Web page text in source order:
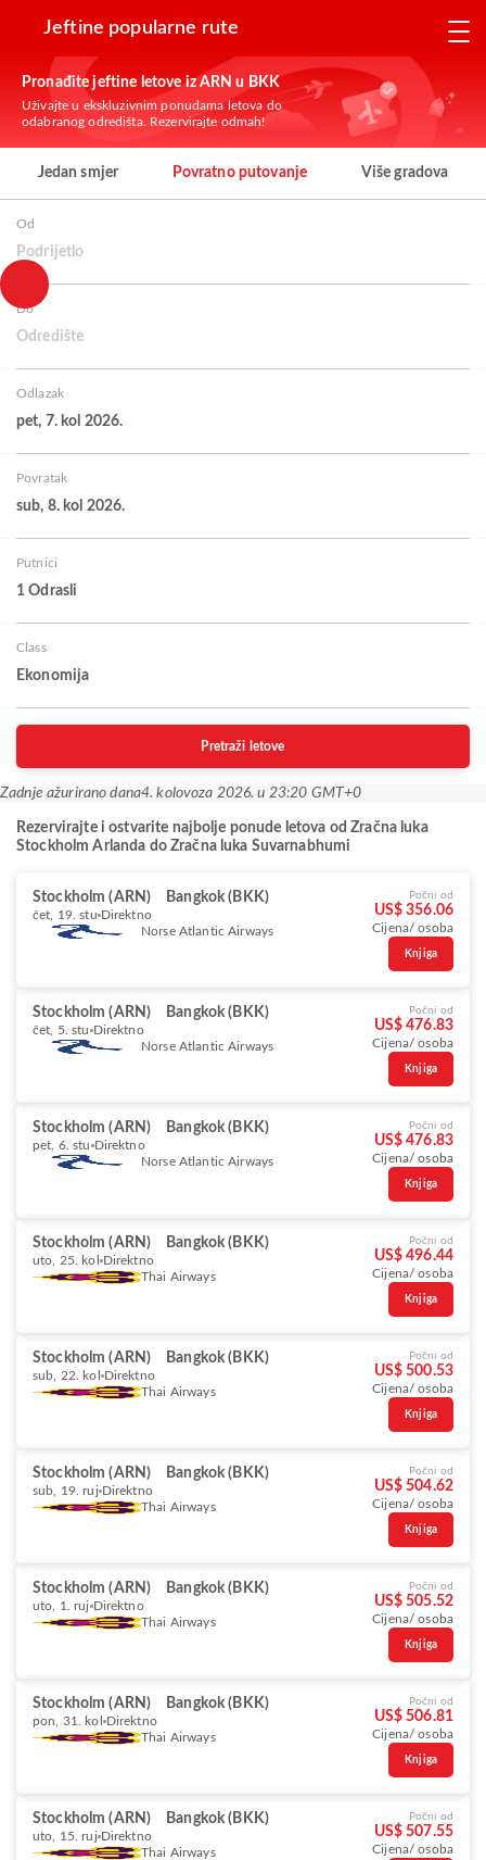
Jeftine popularne rute
Pronađite jeftine letove iz ARN u BKK
Uživajte u ekskluzivnim ponudama letova do
odabranog odredišta. Rezervirajte odmah!
Jedan smjer Povratno putovanje Više gradova
Od
Podrijetlo
Do
Odredište
Odlazak
pet, 7. kol 2026.
Povratak
sub, 8. kol 2026.
Putnici
1 Odrasli
Class
Ekonomija
Pretraži letove
Zadnje ažurirano dana4. kolovoza 2026. u 23:20 GMT+0
Rezervirajte i ostvarite najbolje ponude letova od Zračna luka
Stockholm Arlanda do Zračna luka Suvarnabhumi
Stockholm (ARN) Bangkok (BKK)
čet, 19. stu Direktno
Norse Atlantic Airways
Počni od
US$ 356.06
Cijena/ osoba
Knjiga
Stockholm (ARN) Bangkok (BKK)
čet, 5. stu Direktno
Norse Atlantic Airways
Počni od
US$ 476.83
Cijena/ osoba
Knjiga
Stockholm (ARN) Bangkok (BKK)
pet, 6. stu Direktno
Norse Atlantic Airways
Počni od
US$ 476.83
Cijena/ osoba
Knjiga
Stockholm (ARN) Bangkok (BKK)
uto, 25. kol Direktno
Thai Airways
Počni od
US$ 496.44
Cijena/ osoba
Knjiga
Stockholm (ARN) Bangkok (BKK)
sub, 22. kol Direktno
Thai Airways
Počni od
US$ 500.53
Cijena/ osoba
Knjiga
Stockholm (ARN) Bangkok (BKK)
sub, 19. ruj Direktno
Thai Airways
Počni od
US$ 504.62
Cijena/ osoba
Knjiga
Stockholm (ARN) Bangkok (BKK)
uto, 1. ruj Direktno
Thai Airways
Počni od
US$ 505.52
Cijena/ osoba
Knjiga
Stockholm (ARN) Bangkok (BKK)
pon, 31. kol Direktno
Thai Airways
Počni od
US$ 506.81
Cijena/ osoba
Knjiga
Stockholm (ARN) Bangkok (BKK)
uto, 15. ruj Direktno
Thai Airways
Počni od
US$ 507.55
Cijena/ osoba